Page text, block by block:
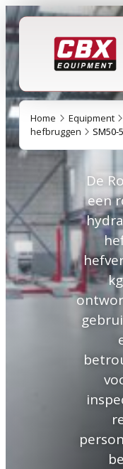
Home Equipment
hefbruggen
SM50-
De
een